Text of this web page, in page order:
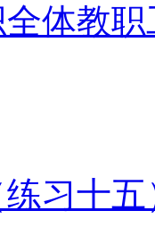
体教
习十五